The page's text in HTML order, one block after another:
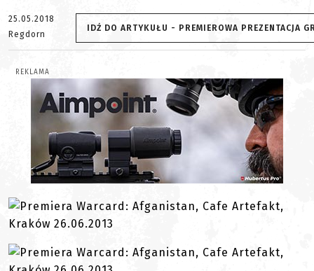
25.05.2018
Regdorn
IDŹ DO ARTYKUŁU - PREMIEROWA PREZENTACJA
REKLAMA